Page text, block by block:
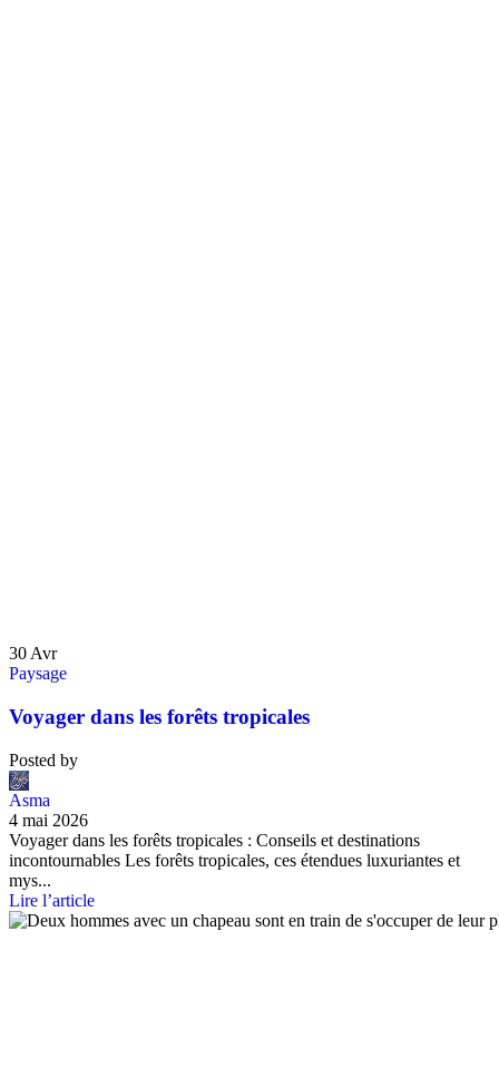
30 Avr
Paysage
Voyager dans les forêts tropicales
Posted by
Asma
4 mai 2026
Voyager dans les forêts tropicales : Conseils et destinations
incontournables Les forêts tropicales, ces étendues luxuriantes et
mys...
Lire l’article